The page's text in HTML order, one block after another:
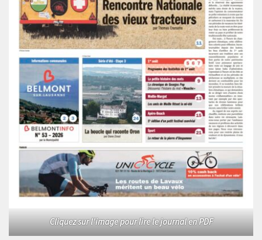
Cliquez sur l'image pour lire le journal en PDF